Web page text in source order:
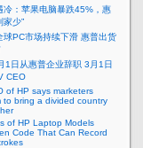
冷：苹果电脑暴跌45%，惠
家少”
球PC市场持续下滑 惠普出货
1日从惠普企业辞职 3月1日
CEO
of HP says marketers
to bring a divided country
of HP Laptop Models
Code That Can Record